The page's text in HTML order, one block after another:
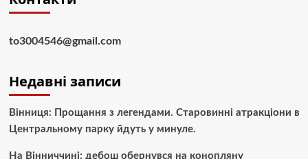
to3004546@gmail.com
Недавні записи
Вінниця: Прощання з легендами. Старовинні атракціони в
Центральному парку йдуть у минуле.
На Вінниччині: дебош обернувся на конопляну